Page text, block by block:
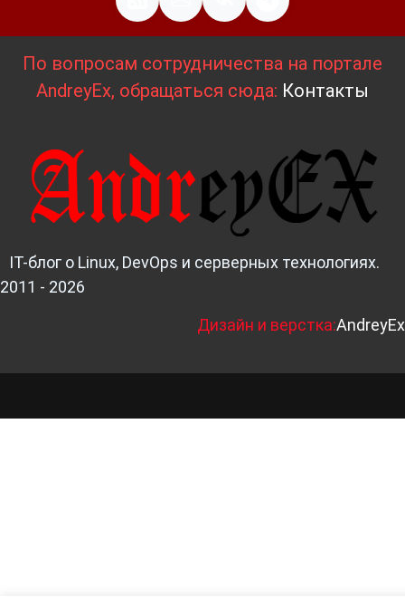
По вопросам сотрудничества на портале
AndreyEx, обращаться сюда: Контакты
IT-блог о Linux, DevOps и серверных технологиях.
2011 - 2026
Дизайн и верстка:AndreyEx